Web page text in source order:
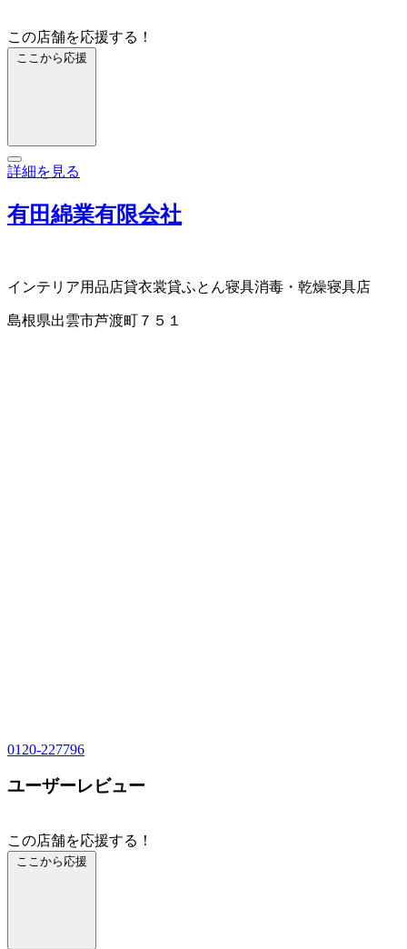
この店舗を応援する！
ここから応援
詳細を見る
有田綿業有限会社
インテリア用品店貸衣裳貸ふとん寝具消毒・乾燥寝具店
島根県出雲市芦渡町７５１
0120-227796
ユーザーレビュー
この店舗を応援する！
ここから応援